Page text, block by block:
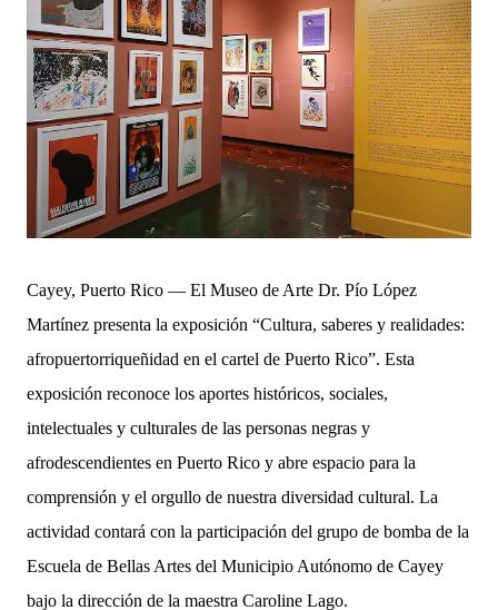
Cayey, Puerto Rico — El Museo de Arte Dr. Pío López
Martínez presenta la exposición “Cultura, saberes y realidades:
afropuertorriqueñidad en el cartel de Puerto Rico”. Esta
exposición reconoce los aportes históricos, sociales,
intelectuales y culturales de las personas negras y
afrodescendientes en Puerto Rico y abre espacio para la
comprensión y el orgullo de nuestra diversidad cultural. La
actividad contará con la participación del grupo de bomba de la
Escuela de Bellas Artes del Municipio Autónomo de Cayey
bajo la dirección de la maestra Caroline Lago.